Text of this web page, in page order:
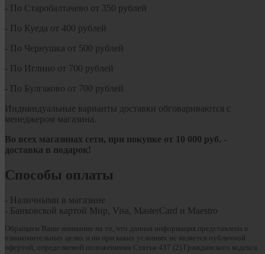
- По Старобалтачево от 350 рублей
- По Куеда от 400 рублей
- По Чернушка от 500 рублей
- По Иглино от 700 рублей
- По Булгаково от 700 рублей
Индивидуальные варианты доставки обговариваются с
менеджером магазина.
Во всех магазинах сети, при покупке от 10 000 руб. -
доставка в подарок!
Способы оплаты
- Наличными в магазине
- Банковской картой Мир, Visa, MasterCard и Maestro
Обращаем Ваше внимание на то, что данная информация представлена в
ознакомительных целях и ни при каких условиях не является публичной
офертой, определяемой положениями Статьи 437 (2) Гражданского кодекса